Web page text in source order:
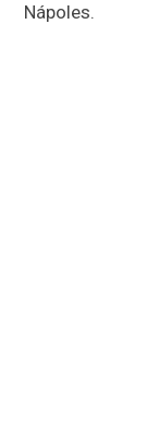
Nápoles.